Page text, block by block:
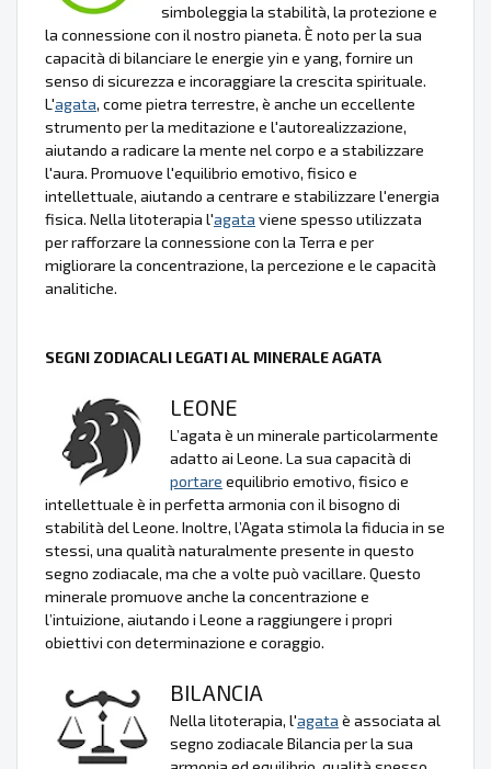
simboleggia la stabilità, la protezione e
la connessione con il nostro pianeta. È noto per la sua
capacità di bilanciare le energie yin e yang, fornire un
senso di sicurezza e incoraggiare la crescita spirituale.
L'agata, come pietra terrestre, è anche un eccellente
strumento per la meditazione e l'autorealizzazione,
aiutando a radicare la mente nel corpo e a stabilizzare
l'aura. Promuove l'equilibrio emotivo, fisico e
intellettuale, aiutando a centrare e stabilizzare l'energia
fisica. Nella litoterapia l'agata viene spesso utilizzata
per rafforzare la connessione con la Terra e per
migliorare la concentrazione, la percezione e le capacità
analitiche.
SEGNI ZODIACALI LEGATI AL MINERALE AGATA
LEONE
L’agata è un minerale particolarmente
adatto ai Leone. La sua capacità di
portare equilibrio emotivo, fisico e
intellettuale è in perfetta armonia con il bisogno di
stabilità del Leone. Inoltre, l’Agata stimola la fiducia in se
stessi, una qualità naturalmente presente in questo
segno zodiacale, ma che a volte può vacillare. Questo
minerale promuove anche la concentrazione e
l’intuizione, aiutando i Leone a raggiungere i propri
obiettivi con determinazione e coraggio.
BILANCIA
Nella litoterapia, l'agata è associata al
segno zodiacale Bilancia per la sua